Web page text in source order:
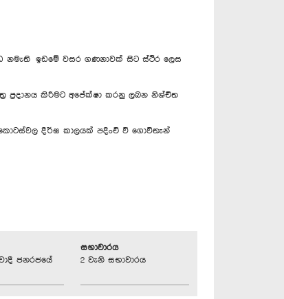
නමැති ඉඩමේ වසර ගණනාවක් සිට ස්ථීර ලෙස
ප්‍රදානය කිරීමට අපේක්ෂා කරනු ලබන නිශ්චිත
ඉඩම් කොටස්වල දීර්ඝ කාලයක් පදිංචි වී ගොවිතැන්
ජනරජයේ
සභාවාරය
2 වැනි සභාවාරය